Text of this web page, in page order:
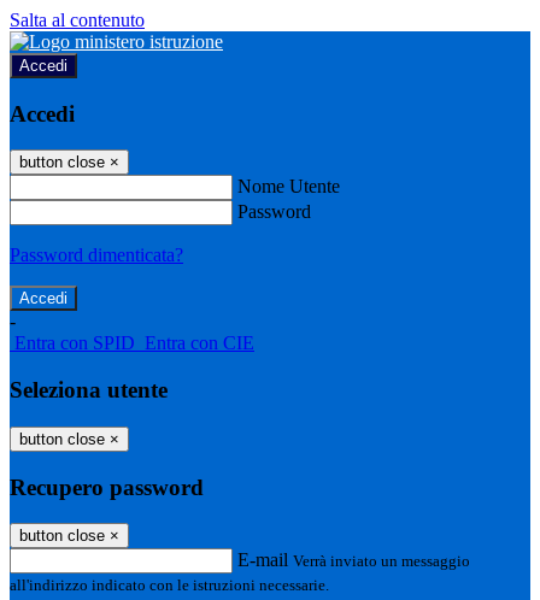
Salta al contenuto
Accedi
Accedi
button close ×
Nome Utente
Password
Password dimenticata?
-
Entra con SPID Entra con CIE
Seleziona utente
button close ×
Recupero password
button close ×
E-mail Verrà inviato un messaggio
all'indirizzo indicato con le istruzioni necessarie.